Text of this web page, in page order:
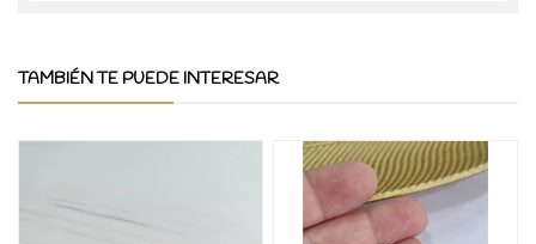
TAMBIÉN TE PUEDE INTERESAR